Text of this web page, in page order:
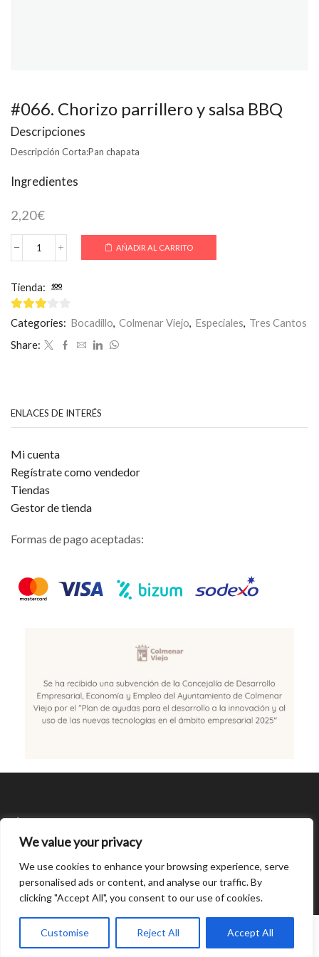
We value your privacy
We use cookies to enhance your browsing experience, serve
personalised ads or content, and analyse our traffic. By
clicking "Accept All", you consent to our use of cookies.
Customise Reject All Accept All
#066. Chorizo parrillero y salsa BBQ
Descripciones
Descripción Corta:Pan chapata
Ingredientes
2,20€
#066.
y
salsa
BBQ
cantidad
AÑADIR AL CARRITO
Tienda:
3de 5
Categories: Bocadillo Colmenar Viejo Especiales Tres Cantos
Share:
ENLACES DE INTERÉS
Mi cuenta
Regístrate como vendedor
Tiendas
Gestor de tienda
Formas de pago aceptadas:
© Created by 8theme- Power Elite ThemeForest Author.
Home INICIAR SESIÓN Cart
Open
chaty